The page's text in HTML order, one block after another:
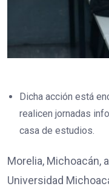
Dicha acción está
realicen jornadas
casa de estudios.
Morelia, Michoacán,
Universidad